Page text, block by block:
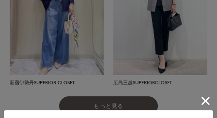
新宿伊勢丹SUPERIOR CLOSET 広島三越SUPERIORCLOSET
もっと見る